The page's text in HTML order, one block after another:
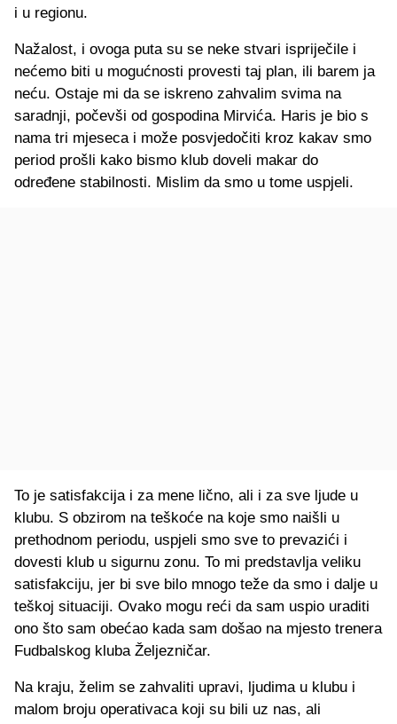
i u regionu.
Nažalost, i ovoga puta su se neke stvari ispriječile i
nećemo biti u mogućnosti provesti taj plan, ili barem ja
neću. Ostaje mi da se iskreno zahvalim svima na
saradnji, počevši od gospodina Mirvića. Haris je bio s
nama tri mjeseca i može posvjedočiti kroz kakav smo
period prošli kako bismo klub doveli makar do
određene stabilnosti. Mislim da smo u tome uspjeli.
To je satisfakcija i za mene lično, ali i za sve ljude u
klubu. S obzirom na teškoće na koje smo naišli u
prethodnom periodu, uspjeli smo sve to prevazići i
dovesti klub u sigurnu zonu. To mi predstavlja veliku
satisfakciju, jer bi sve bilo mnogo teže da smo i dalje u
teškoj situaciji. Ovako mogu reći da sam uspio uraditi
ono što sam obećao kada sam došao na mjesto trenera
Fudbalskog kluba Željezničar.
Na kraju, želim se zahvaliti upravi, ljudima u klubu i
malom broju operativaca koji su bili uz nas, ali